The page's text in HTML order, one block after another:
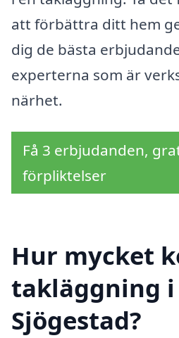
att förbättra ditt hem
dig de bästa
experterna som är
närhet.
Få 3 erbjudanden,
förpliktelser
Hur mycket
takläggning i
Sjögestad?